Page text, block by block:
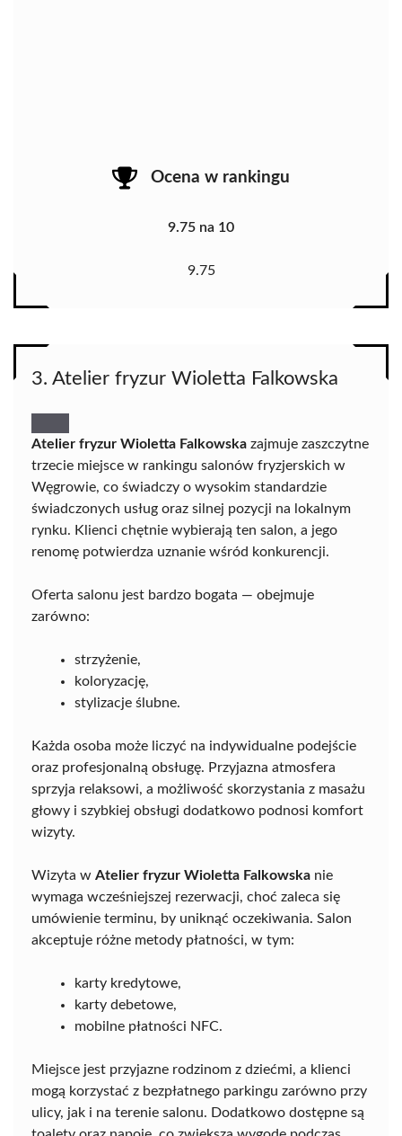
Ocena w rankingu
9.75 na 10
9.75
3. Atelier fryzur Wioletta Falkowska
Atelier fryzur Wioletta Falkowska zajmuje zaszczytne
trzecie miejsce w rankingu salonów fryzjerskich w
Węgrowie, co świadczy o wysokim standardzie
świadczonych usług oraz silnej pozycji na lokalnym
rynku. Klienci chętnie wybierają ten salon, a jego
renomę potwierdza uznanie wśród konkurencji.
Oferta salonu jest bardzo bogata — obejmuje
zarówno:
strzyżenie,
koloryzację,
stylizacje ślubne.
Każda osoba może liczyć na indywidualne podejście
oraz profesjonalną obsługę. Przyjazna atmosfera
sprzyja relaksowi, a możliwość skorzystania z masażu
głowy i szybkiej obsługi dodatkowo podnosi komfort
wizyty.
Wizyta w Atelier fryzur Wioletta Falkowska nie
wymaga wcześniejszej rezerwacji, choć zaleca się
umówienie terminu, by uniknąć oczekiwania. Salon
akceptuje różne metody płatności, w tym:
karty kredytowe,
karty debetowe,
mobilne płatności NFC.
Miejsce jest przyjazne rodzinom z dziećmi, a klienci
mogą korzystać z bezpłatnego parkingu zarówno przy
ulicy, jak i na terenie salonu. Dodatkowo dostępne są